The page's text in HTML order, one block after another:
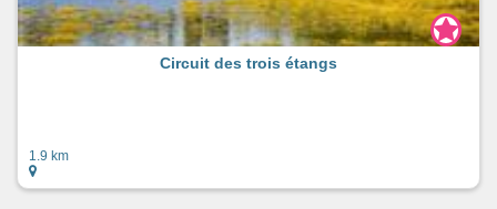
Circuit des trois étangs
1.9 km